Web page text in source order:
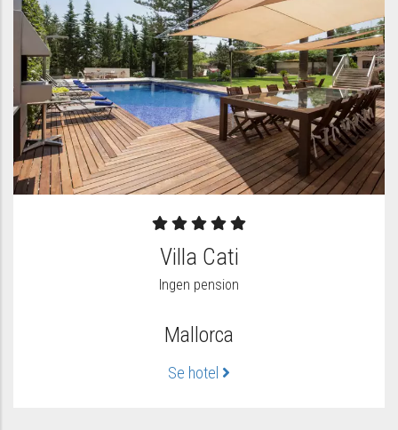
Villa Cati
Ingen pension
Mallorca
Se hotel